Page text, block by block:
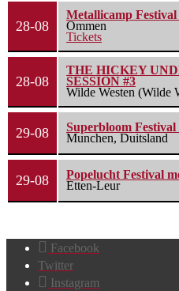
28-08
Metallicamp
Ommen
Tickets
28-08
THE HICKEY
SESSION #3
Wilde Westen (Wilde
29-08
Superbloom
Munchen, Duitsland
29-08
Popelucht Festival
Etten-Leur
Facebook
Twitter
Instagram